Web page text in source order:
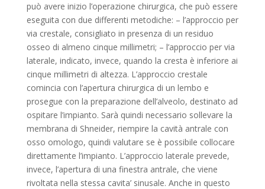
può avere inizio l’operazione chirurgica, che può essere
eseguita con due differenti metodiche: – l’approccio per
via crestale, consigliato in presenza di un residuo
osseo di almeno cinque millimetri; – l’approccio per via
laterale, indicato, invece, quando la cresta è inferiore ai
cinque millimetri di altezza. L’approccio crestale
comincia con l’apertura chirurgica di un lembo e
prosegue con la preparazione dell’alveolo, destinato ad
ospitare l’impianto. Sarà quindi necessario sollevare la
membrana di Shneider, riempire la cavità antrale con
osso omologo, quindi valutare se è possibile collocare
direttamente l’impianto. L’approccio laterale prevede,
invece, l’apertura di una finestra antrale, che viene
rivoltata nella stessa cavita’ sinusale. Anche in questo